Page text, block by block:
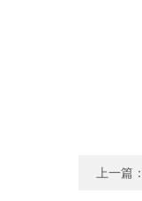
上一篇